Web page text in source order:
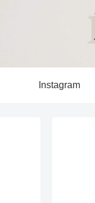
Instagram